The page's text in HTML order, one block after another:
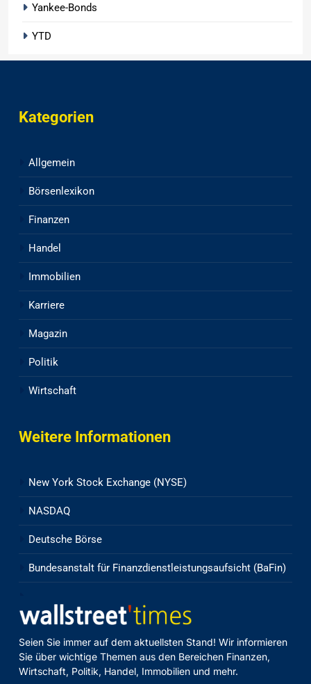
Yankee-Bonds
YTD
Kategorien
Allgemein
Börsenlexikon
Finanzen
Handel
Immobilien
Karriere
Magazin
Politik
Wirtschaft
Weitere Informationen
New York Stock Exchange (NYSE)
NASDAQ
Deutsche Börse
Bundesanstalt für Finanzdienstleistungsaufsicht (BaFin)
Seien Sie immer auf dem aktuellsten Stand! Wir informieren
Sie über wichtige Themen aus den Bereichen Finanzen,
Wirtschaft, Politik, Handel, Immobilien und mehr.